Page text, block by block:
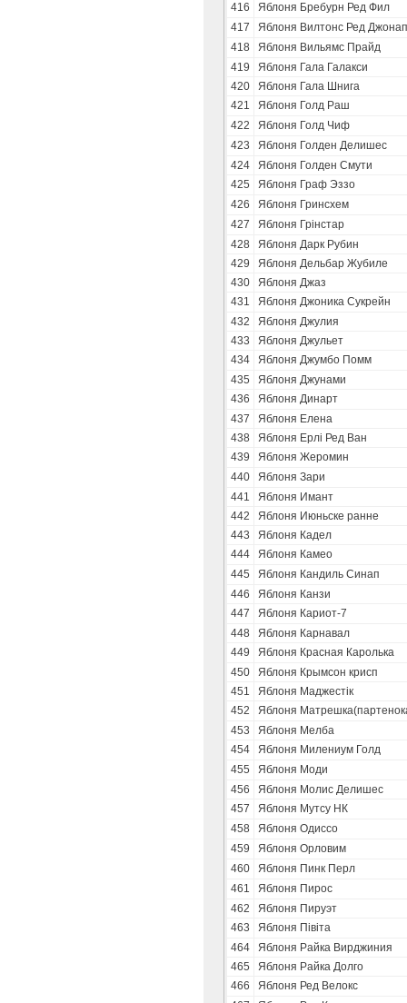
416
Яблоня Бребурн Ред Фил
417
Яблоня Вилтонс Ред
418
Яблоня Вильямс Прайд
419
Яблоня Гала Галакси
420
Яблоня Гала Шнига
421
Яблоня Голд Раш
422
Яблоня Голд Чиф
423
Яблоня Голден Делишес
424
Яблоня Голден Смути
425
Яблоня Граф Эззо
426
Яблоня Гринсхем
427
Яблоня Грінстар
428
Яблоня Дарк Рубин
429
Яблоня Дельбар Жубиле
430
Яблоня Джаз
431
Яблоня Джоника Сукрейн
432
Яблоня Джулия
433
Яблоня Джульет
434
Яблоня Джумбо Помм
435
Яблоня Джунами
436
Яблоня Динарт
437
Яблоня Елена
438
Яблоня Ерлі Ред Ван
439
Яблоня Жеромин
440
Яблоня Зари
441
Яблоня Имант
442
Яблоня Июньске ранне
443
Яблоня Кадел
444
Яблоня Камео
445
Яблоня Кандиль Синап
446
Яблоня Канзи
447
Яблоня Кариот-7
448
Яблоня Карнавал
449
Яблоня Красная Каролька
450
Яблоня Крымсон крисп
451
Яблоня Маджестік
452
Яблоня
453
Яблоня Мелба
454
Яблоня Милениум Голд
455
Яблоня Моди
456
Яблоня Молис Делишес
457
Яблоня Мутсу НК
458
Яблоня Одиссо
459
Яблоня Орловим
460
Яблоня Пинк Перл
461
Яблоня Пирос
462
Яблоня Пируэт
463
Яблоня Півіта
464
Яблоня Райка Вирджиния
465
Яблоня Райка Долго
466
Яблоня Ред Велокс